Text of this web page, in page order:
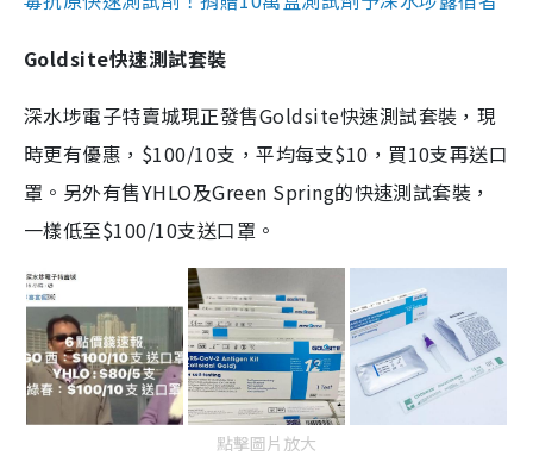
Goldsite快速測試套裝
深水埗電子特賣城現正發售Goldsite快速測試套裝，現
時更有優惠，$100/10支，平均每支$10，買10支再送口
罩。另外有售YHLO及Green Spring的快速測試套裝，
一樣低至$100/10支送口罩。
點擊圖片放大